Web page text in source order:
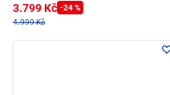
3.799 Kč -24 %
4.999 Kč